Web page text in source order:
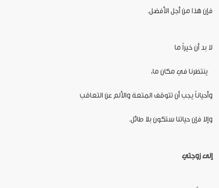
فإن هذا من أجل الأفضل.
لا بد أن خيراً ما
ينتظرنا في مكان ما،
وأحياناً يجب أن تتوقف المتعة والألم عن التعاقب
وإلا فإن حياتنا ستكون بلا طائل.
إلى زوجتي